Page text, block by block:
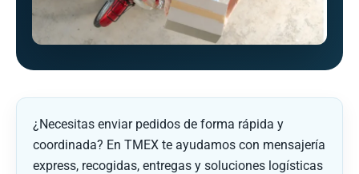
¿Necesitas enviar pedidos de forma rápida y
coordinada? En TMEX te ayudamos con mensajería
express, recogidas, entregas y soluciones logísticas